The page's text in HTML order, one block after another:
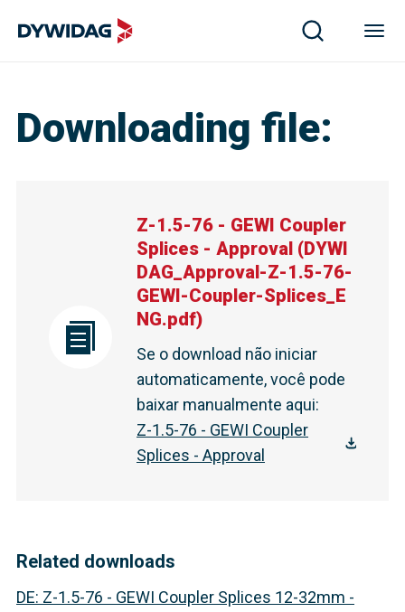
Downloading file:
Z-1.5-76 - GEWI Coupler
Splices - Approval (DYWI
DAG_Approval-Z-1.5-76-
GEWI-Coupler-Splices_E
NG.pdf)
Se o download não iniciar
automaticamente, você pode
baixar manualmente aqui:
Z-1.5-76 - GEWI Coupler
Splices - Approval
Related downloads
DE: Z-1.5-76 - GEWI Coupler Splices 12-32mm -